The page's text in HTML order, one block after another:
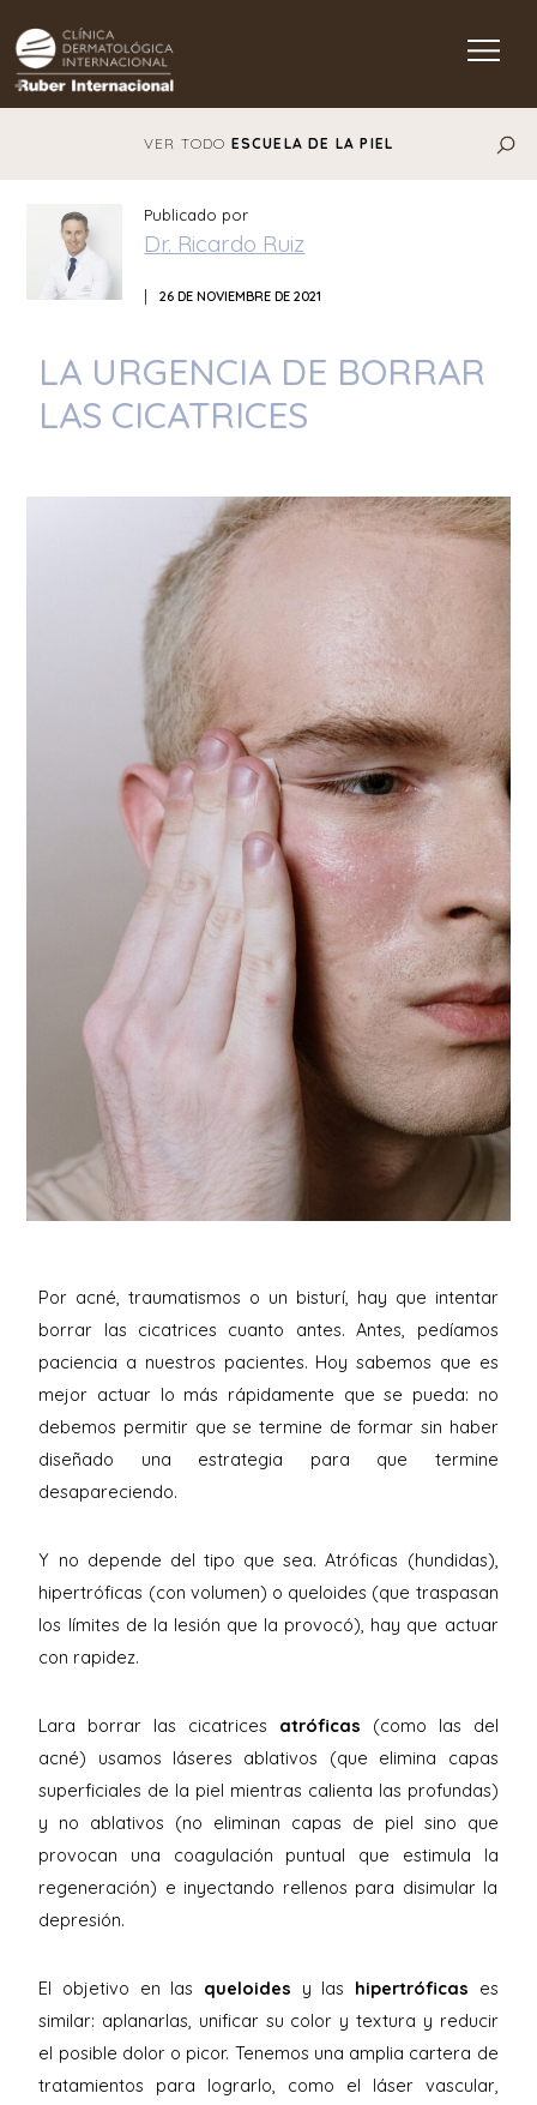
Main Navigation
VER TODO ESCUELA DE LA PIEL
Publicado por
Dr. Ricardo Ruiz
| 26 DE NOVIEMBRE DE 2021
LA URGENCIA DE BORRAR
LAS CICATRICES
Por acné, traumatismos o un bisturí, hay que intentar
borrar las cicatrices cuanto antes. Antes, pedíamos
paciencia a nuestros pacientes. Hoy sabemos que es
mejor actuar lo más rápidamente que se pueda: no
debemos permitir que se termine de formar sin haber
diseñado una estrategia para que termine
desapareciendo.
Y no depende del tipo que sea. Atróficas (hundidas),
hipertróficas (con volumen) o queloides (que traspasan
los límites de la lesión que la provocó), hay que actuar
con rapidez.
Lara borrar las cicatrices atróficas (como las del
acné) usamos láseres ablativos (que elimina capas
superficiales de la piel mientras calienta las profundas)
y no ablativos (no eliminan capas de piel sino que
provocan una coagulación puntual que estimula la
regeneración) e inyectando rellenos para disimular la
depresión.
El objetivo en las queloides y las hipertróficas es
similar: aplanarlas, unificar su color y textura y reducir
el posible dolor o picor. Tenemos una amplia cartera de
tratamientos para lograrlo, como el láser vascular,